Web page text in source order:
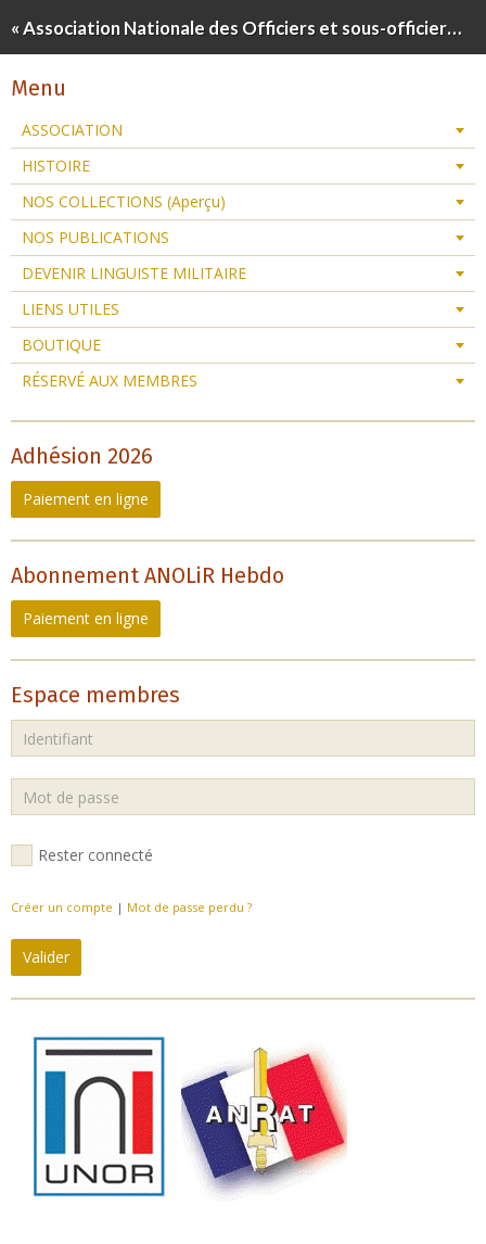
« Association Nationale des Officiers et sous-officiers Linguistes de Réserve »
Menu
ASSOCIATION
HISTOIRE
NOS COLLECTIONS (Aperçu)
NOS PUBLICATIONS
DEVENIR LINGUISTE MILITAIRE
LIENS UTILES
BOUTIQUE
RÉSERVÉ AUX MEMBRES
Adhésion 2026
Paiement en ligne
Abonnement ANOLiR Hebdo
Paiement en ligne
Espace membres
Rester connecté
Créer un compte | Mot de passe perdu ?
Valider